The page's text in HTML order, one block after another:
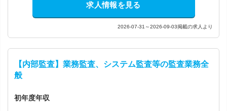
求人情報を見る
2026-07-31～2026-09-03掲載の求人より
【内部監査】業務監査、システム監査等の監査業務全
般
初年度年収